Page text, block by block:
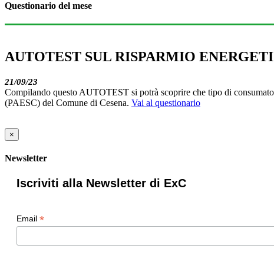
Questionario del mese
AUTOTEST SUL RISPARMIO
21/09/23
Compilando questo AUTOTEST si potrà scoprire che tipo di
(PAESC) del Comune di Cesena. Vai al questionario
×
Newsletter
Iscriviti alla Newsletter di ExC
Email *